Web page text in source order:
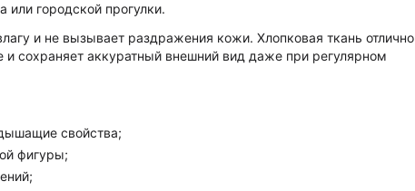
или городской прогулки.
и не вызывает раздражения кожи. Хлопковая ткань отлично
сохраняет аккуратный внешний вид даже при регулярном
свойства;
фигуры;